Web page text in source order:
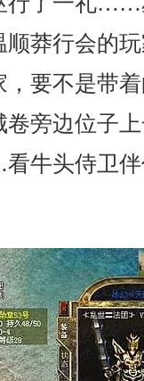
莽行会的
要不是带
旁边位子
牛头侍卫伴